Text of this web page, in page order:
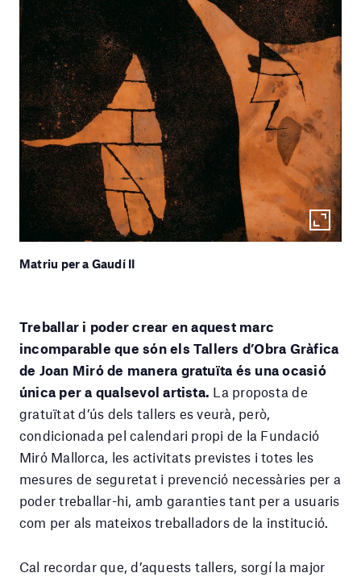
Matriu per a Gaudí II
Treballar i poder crear en aquest marc
incomparable que són els Tallers d’Obra Gràfica
de Joan Miró de manera gratuïta és una ocasió
única per a qualsevol artista. La proposta de
gratuïtat d’ús dels tallers es veurà, però,
condicionada pel calendari propi de la Fundació
Miró Mallorca, les activitats previstes i totes les
mesures de seguretat i prevenció necessàries per a
poder treballar-hi, amb garanties tant per a usuaris
com per als mateixos treballadors de la institució.
Cal recordar que, d’aquests tallers, sorgí la major